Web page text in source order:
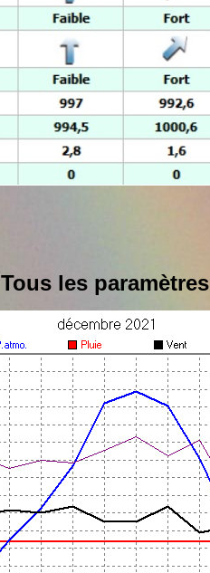
Tous les paramètres